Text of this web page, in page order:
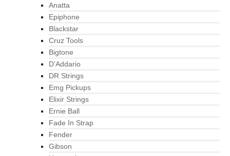
Anatta
Epiphone
Blackstar
Cruz Tools
Bigtone
D’Addario
DR Strings
Emg Pickups
Elixir Strings
Ernie Ball
Fade In Strap
Fender
Gibson